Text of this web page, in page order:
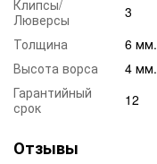
Клипсы/
Люверсы
3
Толщина
6 мм.
Высота ворса
4 мм.
Гарантийный
срок
12
Отзывы